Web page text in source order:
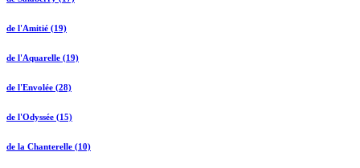
de l'Amitié (19)
de l'Aquarelle (19)
de l'Envolée (28)
de l'Odyssée (15)
de la Chanterelle (10)